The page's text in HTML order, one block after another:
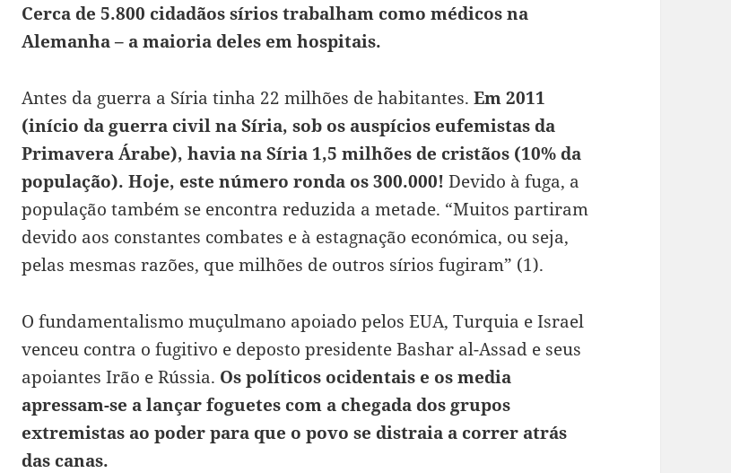
Cerca de 5.800 cidadãos sírios trabalham como médicos na
Alemanha – a maioria deles em hospitais.
Antes da guerra a Síria tinha 22 milhões de habitantes. Em 2011
(início da guerra civil na Síria, sob os auspícios eufemistas da
Primavera Árabe), havia na Síria 1,5 milhões de cristãos (10% da
população). Hoje, este número ronda os 300.000! Devido à fuga, a
população também se encontra reduzida a metade. “Muitos partiram
devido aos constantes combates e à estagnação económica, ou seja,
pelas mesmas razões, que milhões de outros sírios fugiram” (1).
O fundamentalismo muçulmano apoiado pelos EUA, Turquia e Israel
venceu contra o fugitivo e deposto presidente Bashar al-Assad e seus
apoiantes Irão e Rússia. Os políticos ocidentais e os media
apressam-se a lançar foguetes com a chegada dos grupos
extremistas ao poder para que o povo se distraia a correr atrás
das canas.